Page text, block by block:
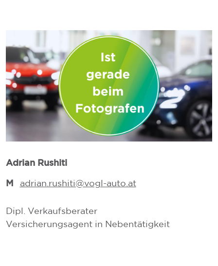
Adrian Rushiti
M adrian.rushiti@vogl-auto.at
Dipl. Verkaufsberater
Versicherungsagent in Nebentätigkeit